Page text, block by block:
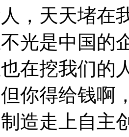
，天天堵在
光是中国的
在挖我们的
你得给钱啊
造走上自主